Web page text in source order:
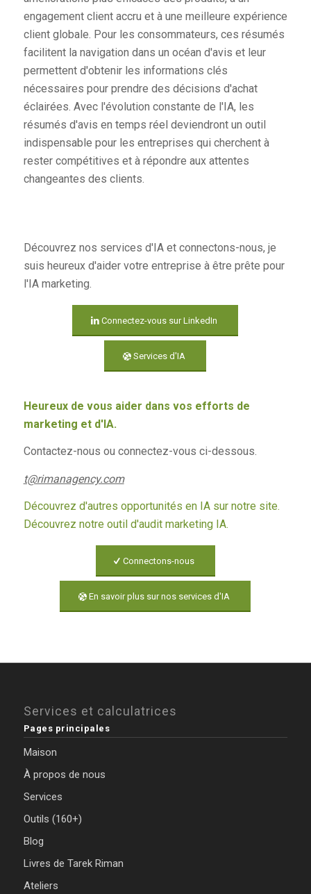
engagement client accru et à une meilleure expérience
client globale. Pour les consommateurs, ces résumés
facilitent la navigation dans un océan d'avis et leur
permettent d'obtenir les informations clés
nécessaires pour prendre des décisions d'achat
éclairées. Avec l'évolution constante de l'IA, les
résumés d'avis en temps réel deviendront un outil
indispensable pour les entreprises qui cherchent à
rester compétitives et à répondre aux attentes
changeantes des clients.
Découvrez nos services d'IA et connectons-nous, je
suis heureux d'aider votre entreprise à être prête pour
l'IA marketing.
Connectez-vous sur LinkedIn
Services d'IA
Heureux de vous aider dans vos efforts de
marketing et d'IA.
Contactez-nous ou connectez-vous ci-dessous.
t@rimanagency.com
Découvrez d'autres opportunités en IA sur notre site.
Découvrez notre outil d'audit marketing IA.
Connectons-nous
En savoir plus sur nos services d'IA
Services et calculatrices
Pages principales
Maison
À propos de nous
Services
Outils (160+)
Blog
Livres de Tarek Riman
Ateliers